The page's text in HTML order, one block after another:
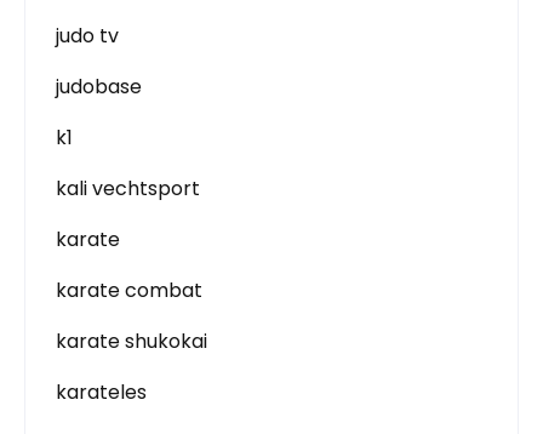
judo tv
judobase
k1
kali vechtsport
karate
karate combat
karate shukokai
karateles